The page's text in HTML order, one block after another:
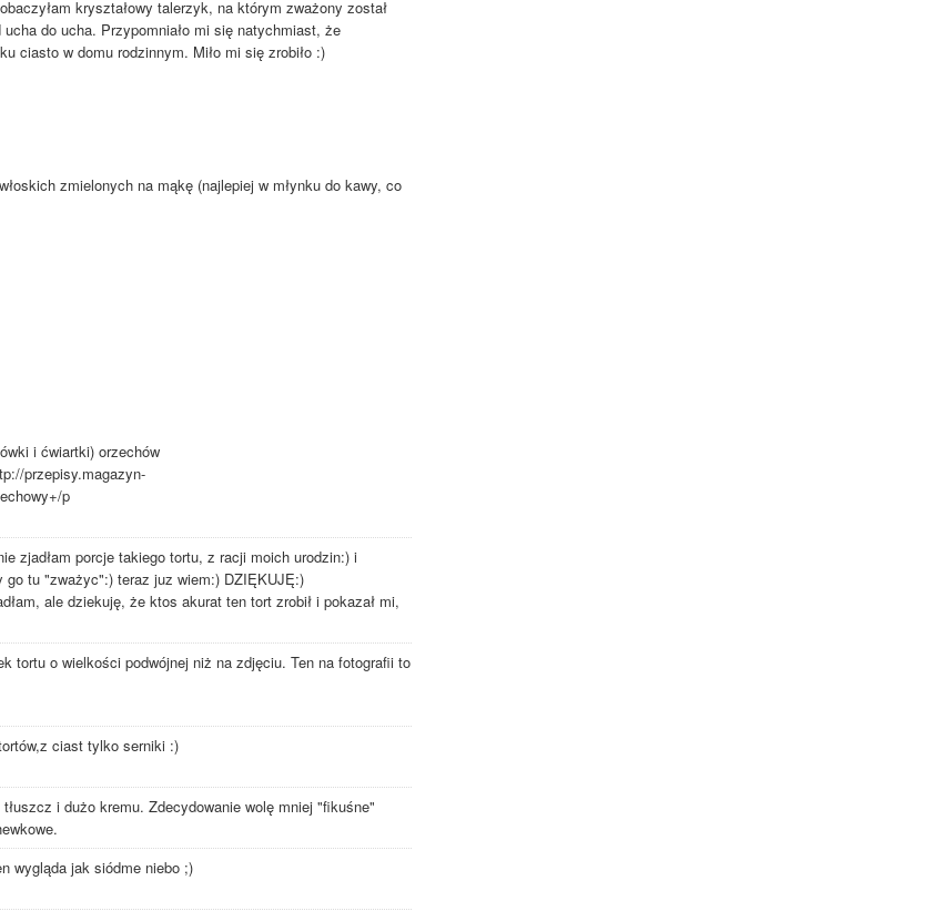
kryształowy talerzyk, na którym zważony został
do ucha. Przypomniało mi się natychmiast, że
ciasto w domu rodzinnym. Miło mi się zrobiło :)
zmielonych na mąkę (najlepiej w młynku do kawy, co
i ćwiartki) orzechów
przepisy.magazyn-
p
zjadłam porcje takiego tortu, z racji moich urodzin:) i
tu "zważyc":) teraz juz wiem:) DZIĘKUJĘ:)
ale dziekuję, że ktos akurat ten tort zrobił i pokazał mi,
tortu o wielkości podwójnej niż na zdjęciu. Ten na fotografii to
ciast tylko serniki :)
i dużo kremu. Zdecydowanie wolę mniej "fikuśne"
wygląda jak siódme niebo ;)